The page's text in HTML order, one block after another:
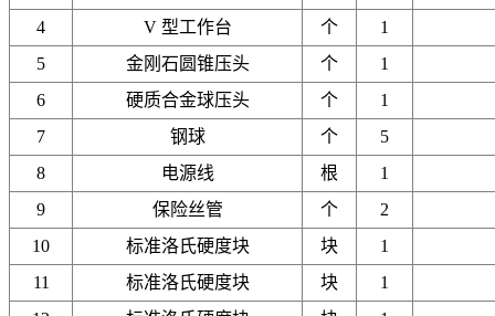
4
V 型工作台 个
1
5
金刚石圆锥压头 个
1
6
硬质合金球压头 个
1
7
钢球 个
5
8
电源线 根
1
9
保险丝管 个
2
10
标准洛氏硬度块 块
1
11
标准洛氏硬度块 块
1